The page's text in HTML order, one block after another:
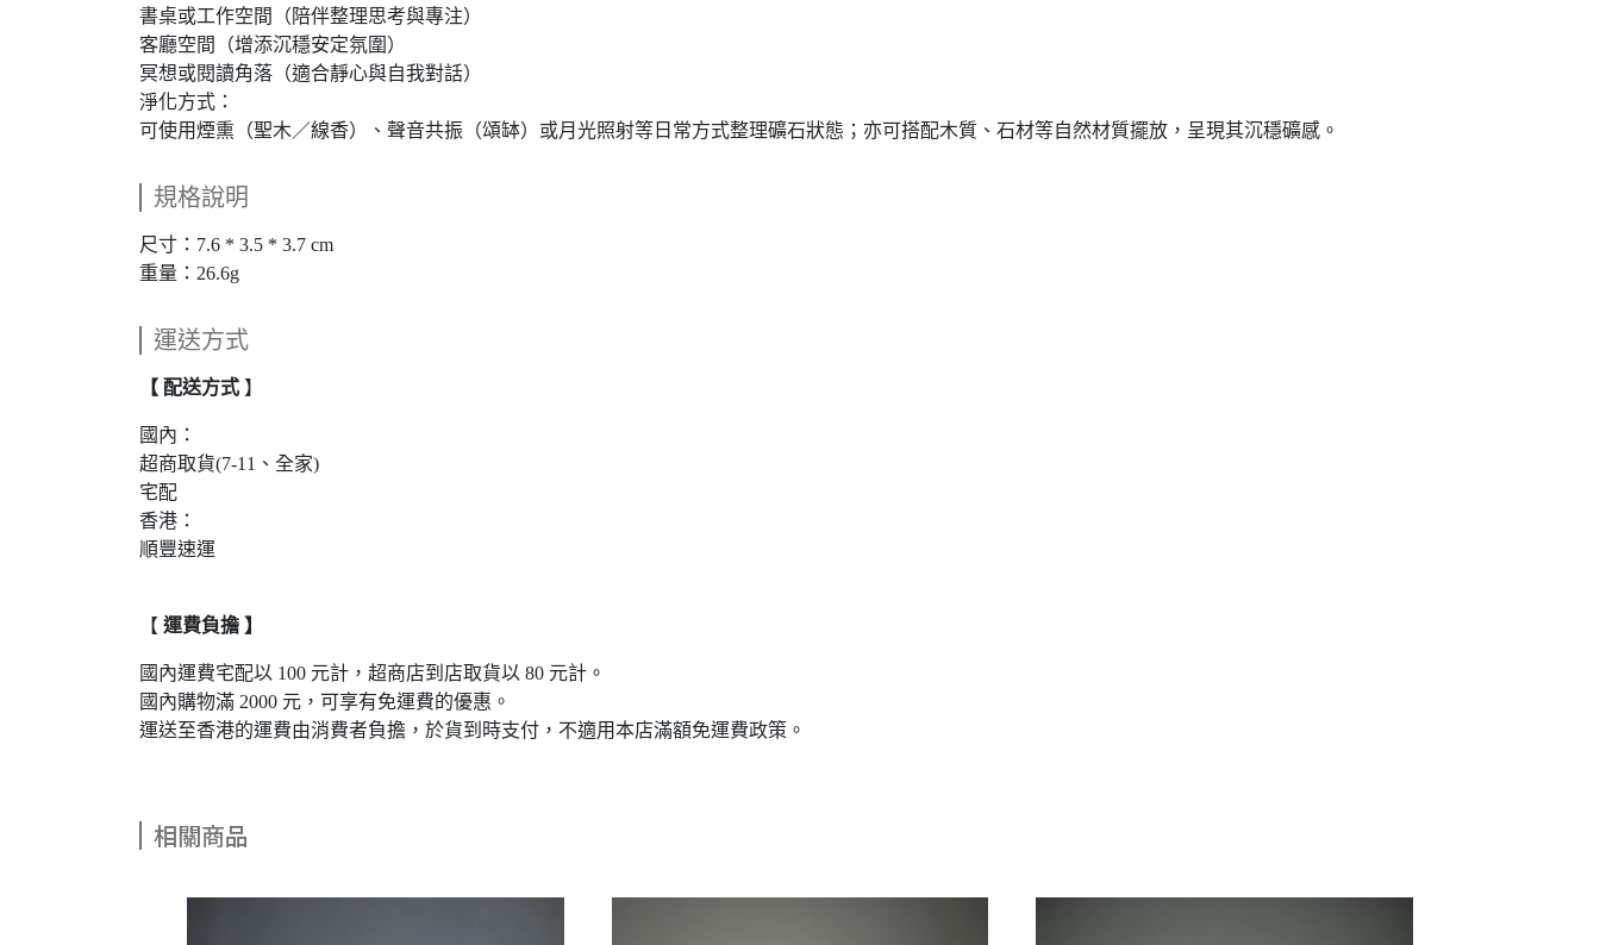
書桌或工作空間（陪伴整理思考與專注）
客廳空間（增添沉穩安定氛圍）
冥想或閱讀角落（適合靜心與自我對話）
淨化方式：
可使用煙熏（聖木／線香）、聲音共振（頌缽）或月光照射等日常方式整理礦石狀態；亦可搭配木質、石材等自然材質擺放，呈現其沉穩礦感。
規格說明
尺寸：7.6 * 3.5 * 3.7 cm
重量：26.6g
運送方式
【 配送方式 】
國內：
超商取貨(7-11、全家)
宅配
香港：
順豐速運
【 運費負擔 】
國內運費宅配以 100 元計，超商店到店取貨以 80 元計。
國內購物滿 2000 元，可享有免運費的優惠。
運送至香港的運費由消費者負擔，於貨到時支付，不適用本店滿額免運費政策。
相關商品